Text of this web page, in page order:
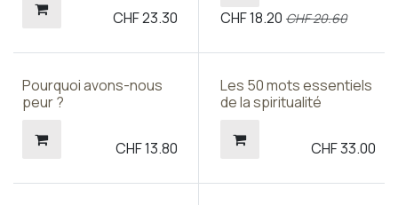
CHF23.30 CHF18.20 CHF20.60
Pourquoi avons-nous
peur ?
CHF13.80
Les 50 mots essentiels
de la spiritualité
CHF33.00